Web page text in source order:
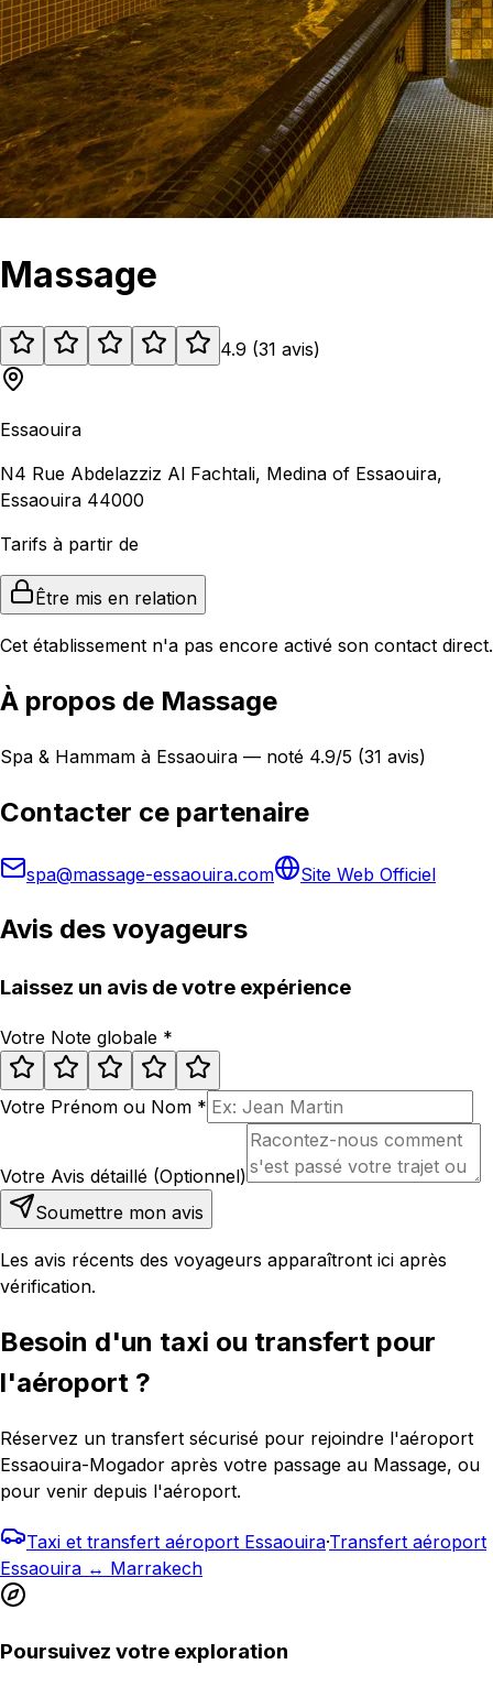
Massage
4.9 (31 avis)
Essaouira
N4 Rue Abdelazziz Al Fachtali, Medina of Essaouira,
Essaouira 44000
Tarifs à partir de
Être mis en relation
Cet établissement n'a pas encore activé son contact direct.
À propos de Massage
Spa & Hammam à Essaouira — noté 4.9/5 (31 avis)
Contacter ce partenaire
spa@massage-essaouira.com Site Web Officiel
Avis des voyageurs
Laissez un avis de votre expérience
Votre Note globale *
Votre Prénom ou Nom *
Votre Avis détaillé (Optionnel)
Soumettre mon avis
Les avis récents des voyageurs apparaîtront ici après
vérification.
Besoin d'un taxi ou transfert pour
l'aéroport ?
Réservez un transfert sécurisé pour rejoindre l'aéroport
Essaouira-Mogador après votre passage au Massage, ou
pour venir depuis l'aéroport.
Taxi et transfert aéroport Essaouira·Transfert aéroport
Essaouira ↔ Marrakech
Poursuivez votre exploration